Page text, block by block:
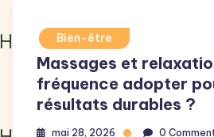
Bien-être
Massages et
fréquence adopter
résultats durables ?
mai 28, 2026 0